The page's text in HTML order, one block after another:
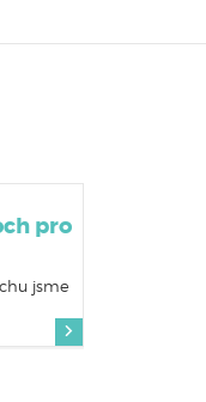
pro
jsme